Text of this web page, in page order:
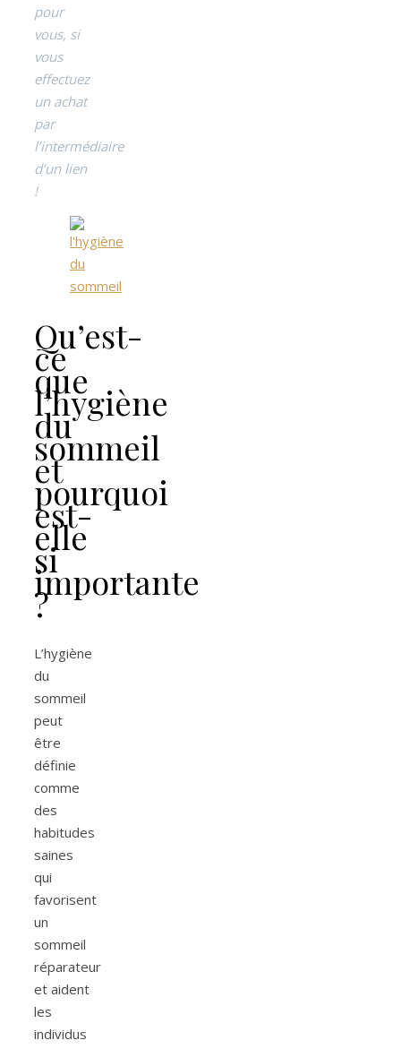
pour
vous, si
vous
effectuez
un achat
par
l’intermédiaire
d’un lien
!
Qu’est-
ce
que
l’hygiène
du
sommeil
et
pourquoi
est-
elle
si
importante
?
L’hygiène
du
sommeil
peut
être
définie
comme
des
habitudes
saines
qui
favorisent
un
sommeil
réparateur
et aident
les
individus